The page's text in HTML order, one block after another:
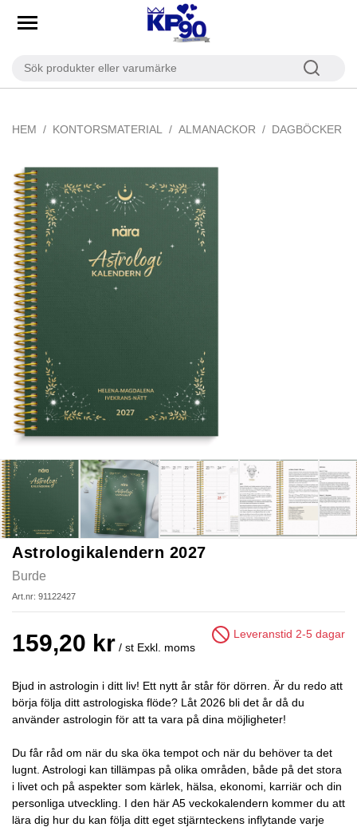
HEM KONTORSMATERIAL ALMANACKOR DAGBÖCKER
Astrologikalendern 2027
Burde
Art.nr: 91122427
159,20 kr / st Exkl. moms
Leveranstid 2-5 dagar
Bjud in astrologin i ditt liv! Ett nytt år står för dörren. Är du redo att
börja följa ditt astrologiska flöde? Låt 2026 bli det år då du
använder astrologin för att ta vara på dina möjligheter!
Du får råd om när du ska öka tempot och när du behöver ta det
lugnt. Astrologi kan tillämpas på olika områden, både på det stora
i livet och på aspekter som kärlek, hälsa, ekonomi, karriär och din
personliga utveckling. I den här A5 veckokalendern kommer du att
lära dig hur du kan följa ditt eget stjärnteckens inflytande varje